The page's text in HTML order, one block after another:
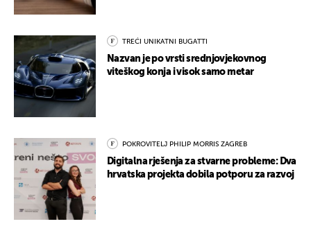
TREĆI UNIKATNI BUGATTI
Nazvan je po vrsti srednjovjekovnog
viteškog konja i visok samo metar
POKROVITELJ PHILIP MORRIS ZAGREB
Digitalna rješenja za stvarne probleme: Dva
hrvatska projekta dobila potporu za razvoj